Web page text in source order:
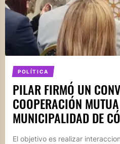
POLÍTICA
PILAR FIRMÓ UN
COOPERACIÓN
MUNICIPALIDAD DE
El objetivo es realizar